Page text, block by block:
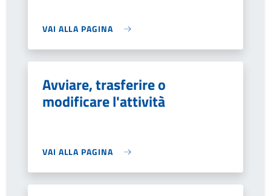
VAI ALLA PAGINA
Avviare, trasferire o
modificare l'attività
VAI ALLA PAGINA